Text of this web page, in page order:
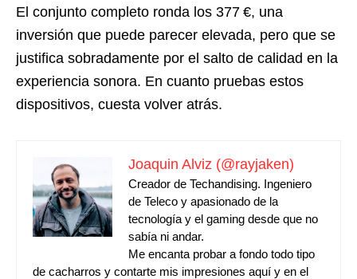
El conjunto completo ronda los 377 €, una
inversión que puede parecer elevada, pero que se
justifica sobradamente por el salto de calidad en la
experiencia sonora. En cuanto pruebas estos
dispositivos, cuesta volver atrás.
Joaquin Alviz (@rayjaken)
Creador de Techandising. Ingeniero
de Teleco y apasionado de la
tecnología y el gaming desde que no
sabía ni andar.
Me encanta probar a fondo todo tipo
de cacharros y contarte mis impresiones aquí y en el